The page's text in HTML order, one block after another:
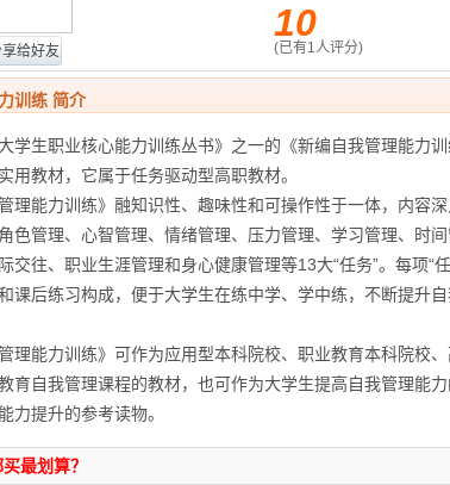
给好友
10
(已有1人评分)
训练 简介
生职业核心能力训练丛书》之一的《新编自我管理能力训
用教材，它属于任务驱动型高职教材。
能力训练》融知识性、趣味性和可操作性于一体，内容深
色管理、心智管理、情绪管理、压力管理、学习管理、时
交往、职业生涯管理和身心健康管理等13大“任务”。每项“
课后练习构成，便于大学生在练中学、学中练，不断提升
能力训练》可作为应用型本科院校、职业教育本科院校、
育自我管理课程的教材，也可作为大学生提高自我管理能
力提升的参考读物。
最划算？